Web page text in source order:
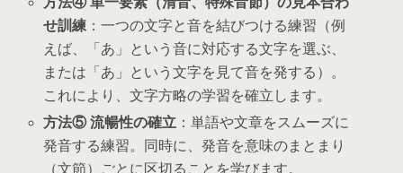
せ訓練 ：一つの文字と音を結びつける練習（例
えば、「あ」という音に対応する文字を選ぶ、
または「あ」という文字を見て音を発する）。
これにより、文字方略の学習を確立します。
方法⑤ 流暢性の確立 ：単語や文章をスムーズに
発音する練習。同時に、発音を意味のまとまり
（文節）ごとに区切ることを学びます。